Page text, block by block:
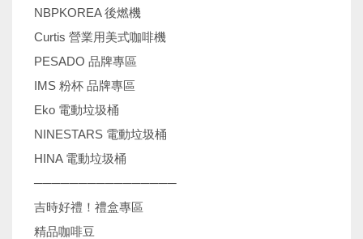
NBPKOREA 後燃機
Curtis 營業用美式咖啡機
PESADO 品牌專區
IMS 粉杯 品牌專區
Eko 電動垃圾桶
NINESTARS 電動垃圾桶
HINA 電動垃圾桶
────────────────
吉時好禮！禮盒專區
精品咖啡豆